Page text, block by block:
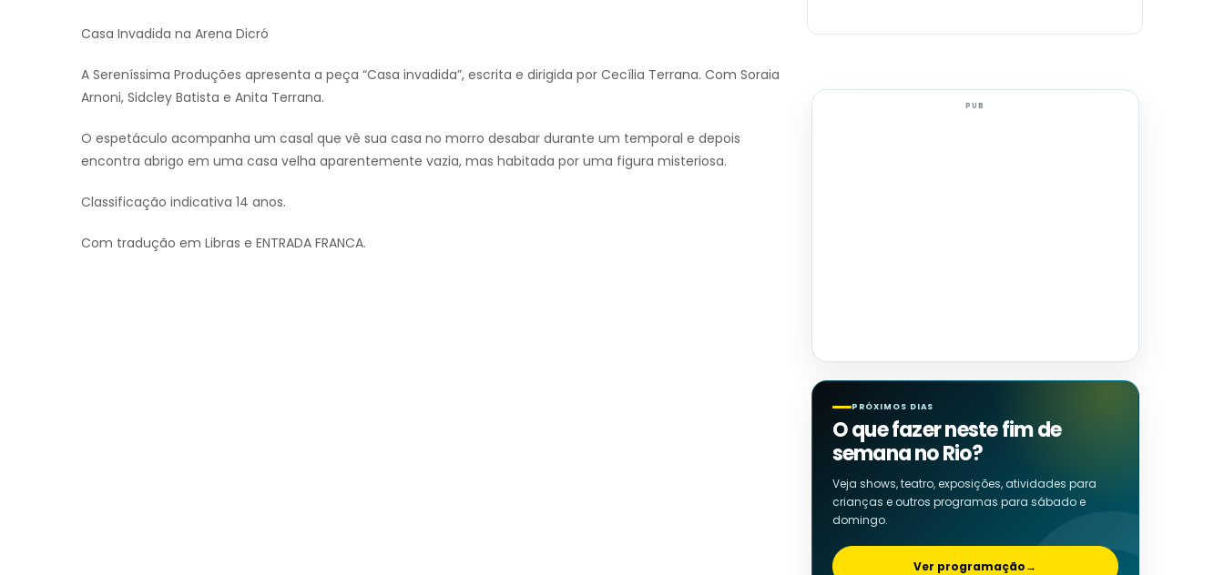
Casa Invadida na Arena Dicró
A Sereníssima Produções apresenta a peça “Casa invadida”, escrita e dirigida por Cecília Terrana. Com Soraia
Arnoni, Sidcley Batista e Anita Terrana.
O espetáculo acompanha um casal que vê sua casa no morro desabar durante um temporal e depois
encontra abrigo em uma casa velha aparentemente vazia, mas habitada por uma figura misteriosa.
Classificação indicativa 14 anos.
Com tradução em Libras e ENTRADA FRANCA.
PUB
PRÓXIMOS DIAS
O que fazer neste fim de
semana no Rio?
Veja shows, teatro, exposições, atividades para
crianças e outros programas para sábado e
domingo.
Ver programação→